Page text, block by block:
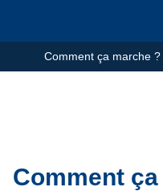
Comment ça marche ?
Comment